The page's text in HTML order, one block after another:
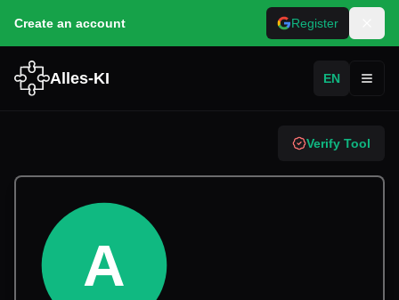
Create an account Register
Alles-KI EN
Verify Tool
A